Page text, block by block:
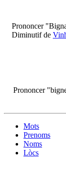
Prononcer
Diminutif de
Prononcer
Mots
Prenoms
Noms
Lòcs